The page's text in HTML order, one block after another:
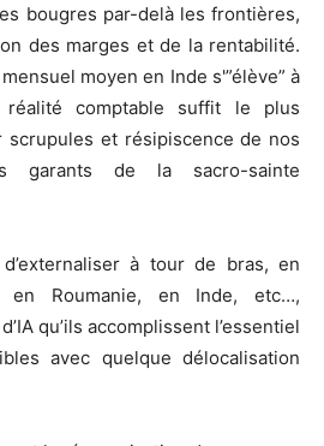
bougres par-delà les frontières,
des marges et de la rentabilité.
moyen en Inde s'”élève” à
comptable suffit le plus
scrupules et résipiscence de nos
garants de la sacro-sainte
d’externaliser à tour de bras, en
en Roumanie, en Inde, etc…,
qu’ils accomplissent l’essentiel
avec quelque délocalisation